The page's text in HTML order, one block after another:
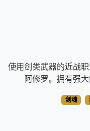
使用剑类武器的近战
阿修罗。拥有强
剑魂